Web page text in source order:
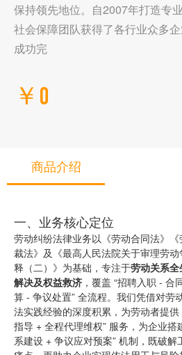
保持领先地位。自2007年打造专
社会保障团队获得了各行业众多
成功完
￥0
商品介绍
一、业务核心定位
劳动纠纷法律业务以《劳动合同法》
裁法》及《最高人民法院关于审理劳
释（二）》为基础，专注于劳动关系
解决及权益救济 ，覆盖 “招聘入职 -
算 - 争议处置” 全流程。我们凭借对劳
法实践经验的深度积累，为劳动者提
指导 + 全程代理维权” 服务，为企业搭
系建设 + 争议应对预案” 机制，既破